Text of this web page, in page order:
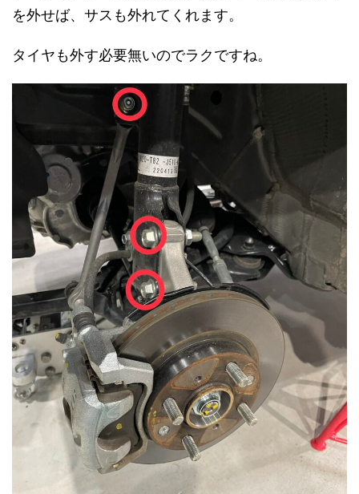
を外せば、サスも外れてくれます。
タイヤも外す必要無いのでラクですね。